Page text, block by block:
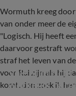
Wormuth kreeg
van onder meer de
"Logisch. Hij heeft
daarvoor gestraft
straf het leven van
voor Rai zijn als hij
komt, dan zoek ik
Valentijn richt
werkelijk